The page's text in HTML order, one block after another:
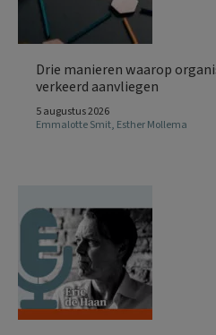
Drie manieren waarop
verkeerd aanvliegen
5 augustus 2026
Emmalotte Smit, Esther Mollema